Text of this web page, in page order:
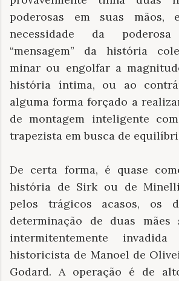
poderosas em suas
necessidade da
“mensagem” da história
minar ou engolfar a
história íntima, ou ao
alguma forma forçado a
de montagem inteligente
trapezista em busca de
De certa forma, é quase
história de Sirk ou de
pelos trágicos acasos, os
determinação de duas mães
intermitentemente
historicista de Manoel de
Godard. A operação é de